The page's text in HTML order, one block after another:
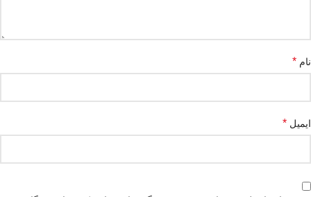
نام *
ایمیل *